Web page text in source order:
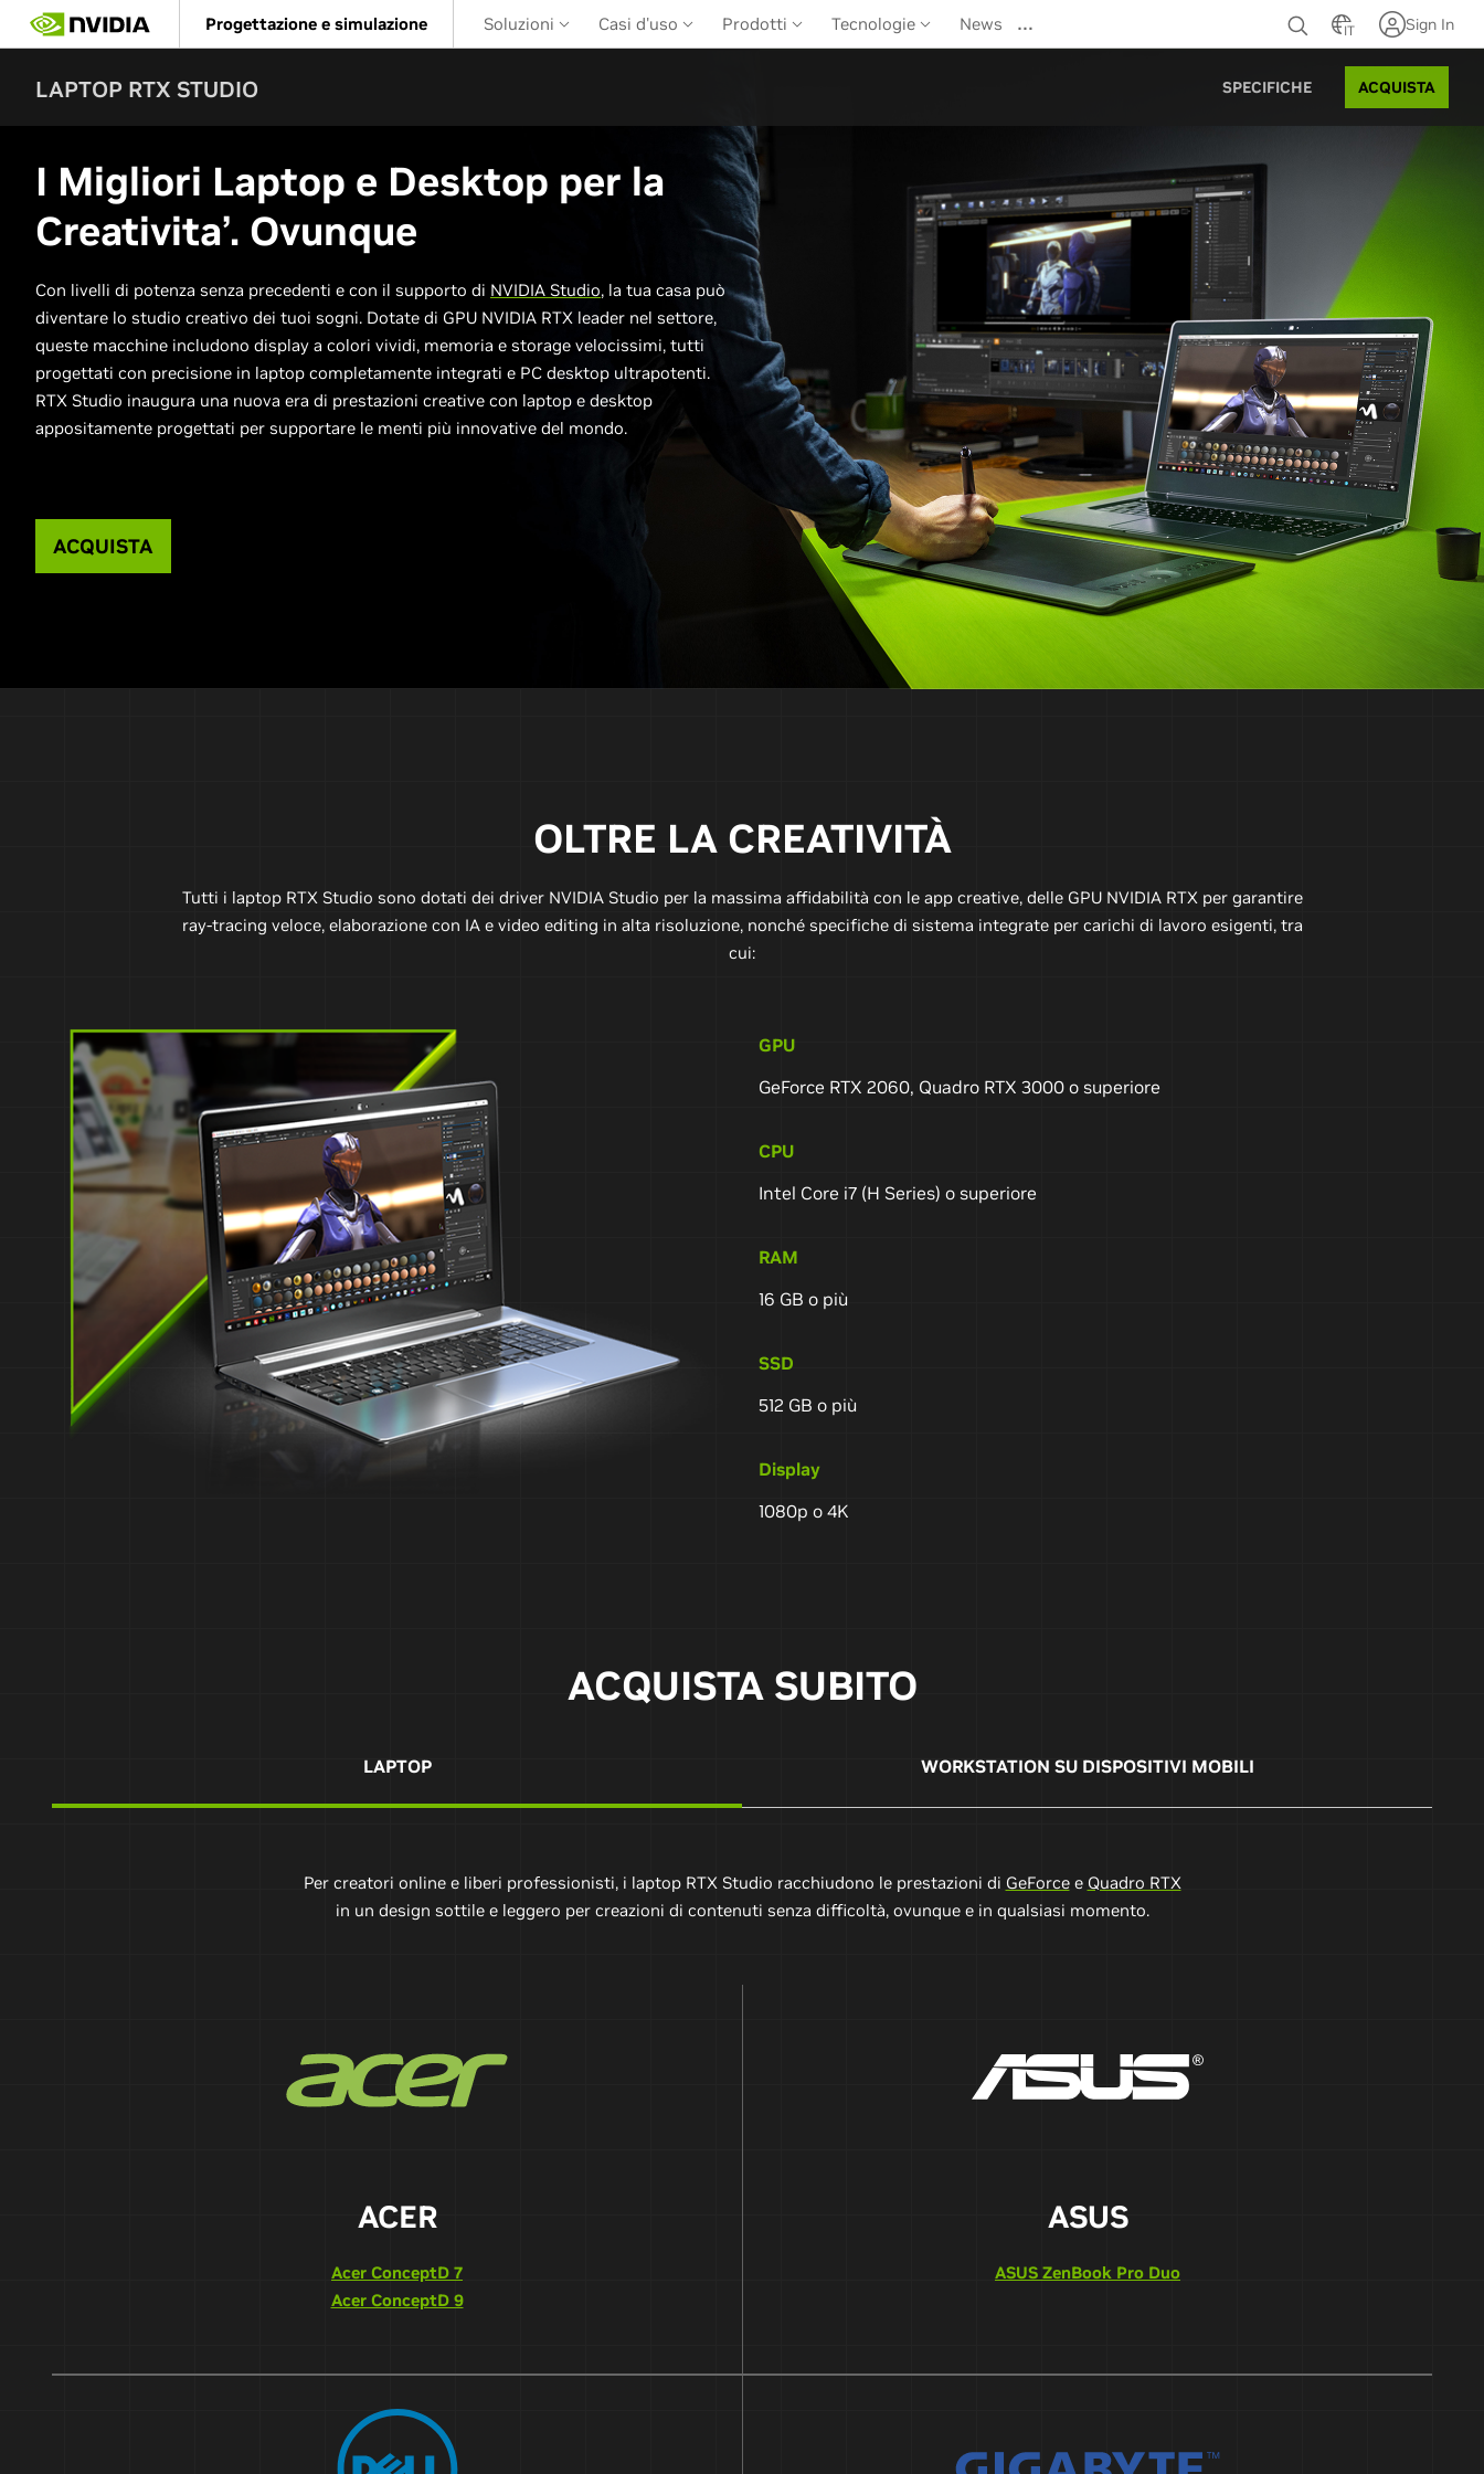
main
content
Progettazione e simulazione Soluzioni Casi d'uso Prodotti Tecnologie News … IT Sign In
LAPTOP RTX STUDIO SPECIFICHE ACQUISTA
I Migliori Laptop e Desktop per la
Creativita’. Ovunque
Con livelli di potenza senza precedenti e con il supporto di NVIDIA Studio, la tua casa può
diventare lo studio creativo dei tuoi sogni. Dotate di GPU NVIDIA RTX leader nel settore,
queste macchine includono display a colori vividi, memoria e storage velocissimi, tutti
progettati con precisione in laptop completamente integrati e PC desktop ultrapotenti.
RTX Studio inaugura una nuova era di prestazioni creative con laptop e desktop
appositamente progettati per supportare le menti più innovative del mondo.
ACQUISTA
OLTRE LA CREATIVITÀ
Tutti i laptop RTX Studio sono dotati dei driver NVIDIA Studio per la massima affidabilità con le app creative, delle GPU NVIDIA RTX per garantire
ray-tracing veloce, elaborazione con IA e video editing in alta risoluzione, nonché specifiche di sistema integrate per carichi di lavoro esigenti, tra
cui:
GPU
GeForce RTX 2060, Quadro RTX 3000 o superiore
CPU
Intel Core i7 (H Series) o superiore
RAM
16 GB o più
SSD
512 GB o più
Display
1080p o 4K
ACQUISTA SUBITO
LAPTOP WORKSTATION SU DISPOSITIVI MOBILI
Per creatori online e liberi professionisti, i laptop RTX Studio racchiudono le prestazioni di GeForcee Quadro RTX
in un design sottile e leggero per creazioni di contenuti senza difficoltà, ovunque e in qualsiasi momento.
ACER
Acer ConceptD 7
Acer ConceptD 9
ASUS
ASUS ZenBook Pro Duo